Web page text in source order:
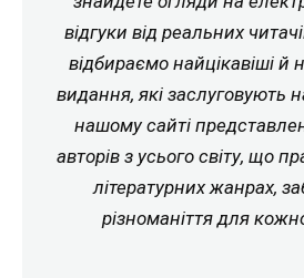
відгуки від реальних
відбираємо найцікавіші й
видання, які заслуговують
нашому сайті
авторів з усього світу, що
літературних жанрах,
різноманіття для